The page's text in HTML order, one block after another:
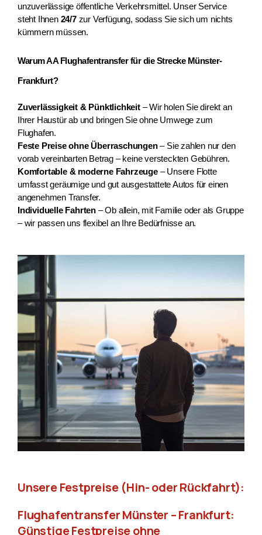
unzuverlässige öffentliche Verkehrsmittel. Unser Service
steht Ihnen 24/7 zur Verfügung, sodass Sie sich um nichts
kümmern müssen.
Warum AA Flughafentransfer für die Strecke Münster-
Frankfurt?
Zuverlässigkeit & Pünktlichkeit – Wir holen Sie direkt an
Ihrer Haustür ab und bringen Sie ohne Umwege zum
Flughafen.
Feste Preise ohne Überraschungen – Sie zahlen nur den
vorab vereinbarten Betrag – keine versteckten Gebühren.
Komfortable & moderne Fahrzeuge – Unsere Flotte
umfasst geräumige und gut ausgestattete Autos für einen
angenehmen Transfer.
Individuelle Fahrten – Ob allein, mit Familie oder als Gruppe
– wir passen uns flexibel an Ihre Bedürfnisse an.
Unsere Festpreise (Hin- oder Rückfahrt):
Flughafentransfer Münster – Frankfurt:
Günstige Festpreise ohne